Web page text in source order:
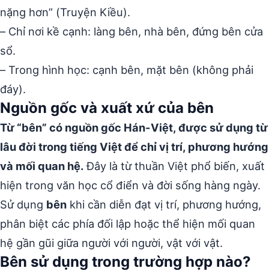
nặng hơn” (Truyện Kiều).
– Chỉ nơi kề cạnh: làng bên, nhà bên, đứng bên cửa
sổ.
– Trong hình học: cạnh bên, mặt bên (không phải
đáy).
Nguồn gốc và xuất xứ của bên
Từ “bên” có nguồn gốc Hán-Việt, được sử dụng từ
lâu đời trong tiếng Việt để chỉ vị trí, phương hướng
và mối quan hệ.Đây là từ thuần Việt phổ biến, xuất
hiện trong văn học cổ điển và đời sống hàng ngày.
Sử dụng bên khi cần diễn đạt vị trí, phương hướng,
phân biệt các phía đối lập hoặc thể hiện mối quan
hệ gần gũi giữa người với người, vật với vật.
Bên sử dụng trong trường hợp nào?